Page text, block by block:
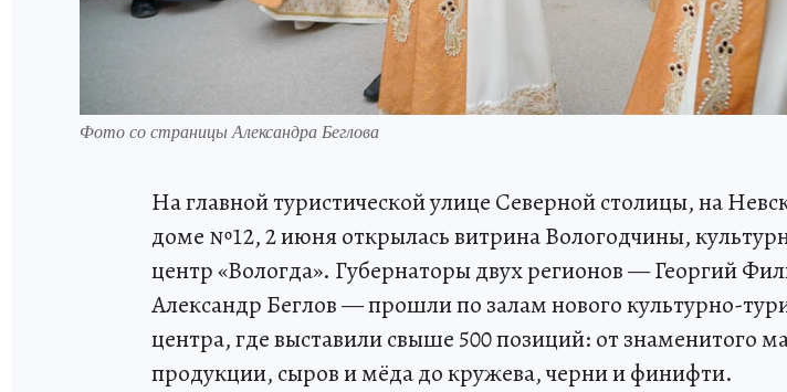
Фото со страницы Александра Беглова
На главной туристической улице Северной столицы, на
доме №12, 2 июня открылась витрина Вологодчины,
центр «Вологда». Губернаторы двух регионов — Георгий
Александр Беглов — прошли по залам нового культурно-
центра, где выставили свыше 500 позиций: от знаменитого
продукции, сыров и мёда до кружева, черни и финифти.